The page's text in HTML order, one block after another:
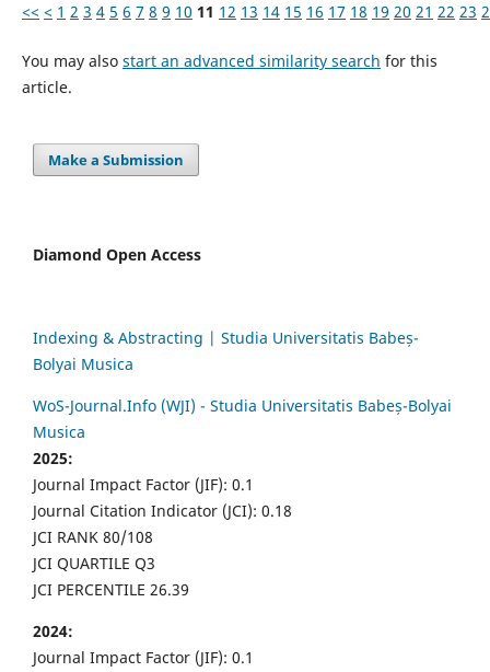
<< < 1 2 3 4 5 6 7 8 9 10 11 12 13 14 15 16 17 18 19 20 21 22 23
You may also start an advanced similarity search for this
article.
Make a Submission
Diamond Open Access
Indexing & Abstracting | Studia Universitatis Babeș-
Bolyai Musica
WoS-Journal.Info (WJI) - Studia Universitatis Babeș-Bolyai
Musica
2025:
Journal Impact Factor (JIF): 0.1
Journal Citation Indicator (JCI): 0.18
JCI RANK 80/108
JCI QUARTILE Q3
JCI PERCENTILE 26.39
2024:
Journal Impact Factor (JIF): 0.1